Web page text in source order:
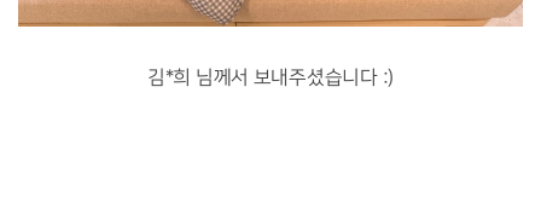
김*희 님께서 보내주셨습니다 :)